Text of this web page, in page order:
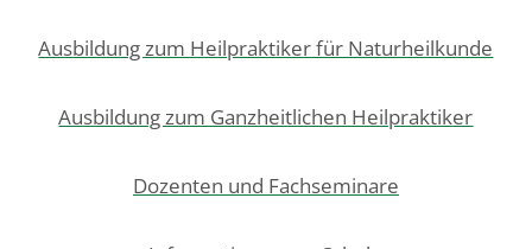
Ausbildung zum Heilpraktiker für Naturheilkunde
Ausbildung zum Ganzheitlichen Heilpraktiker
Dozenten und Fachseminare